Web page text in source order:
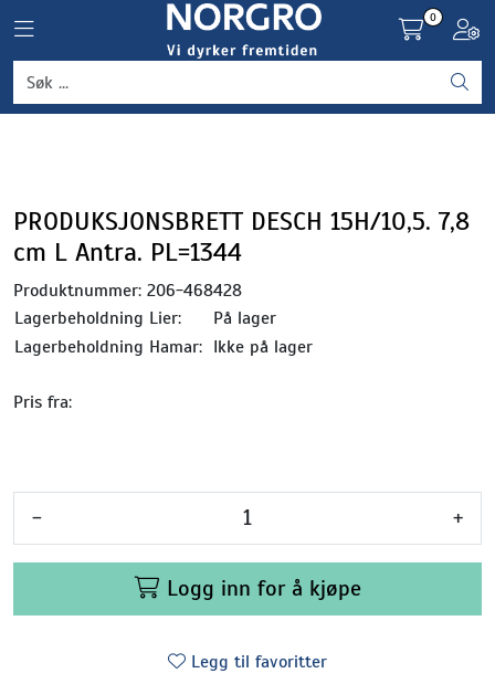
Toggle navigation
0
PRODUKSJONSBRETT DESCH 15H/10,5. 7,8
cm L Antra. PL=1344
Produktnummer: 206-468428
Lagerbeholdning Lier:
På lager
Lagerbeholdning Hamar: Ikke på lager
Pris fra:
- +
Logg inn for å kjøpe
Legg til favoritter
Grønnsaker
Frukt og bær
Blomster, potter og brett
Driftsmidler